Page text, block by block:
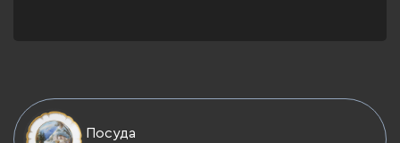
Посуда